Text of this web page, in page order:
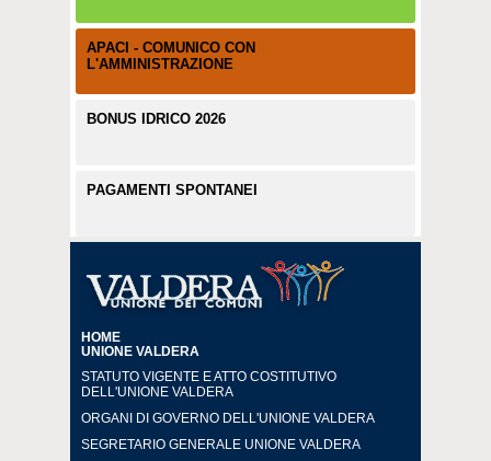
APACI - COMUNICO CON
L'AMMINISTRAZIONE
BONUS IDRICO 2026
PAGAMENTI SPONTANEI
HOME
UNIONE VALDERA
STATUTO VIGENTE E ATTO COSTITUTIVO
DELL'UNIONE VALDERA
ORGANI DI GOVERNO DELL'UNIONE VALDERA
SEGRETARIO GENERALE UNIONE VALDERA